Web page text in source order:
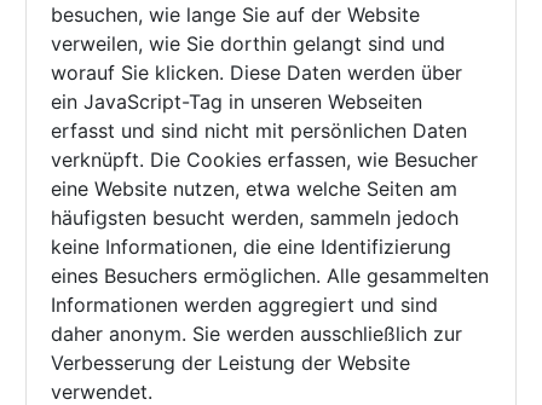
besuchen, wie lange Sie auf der Website
verweilen, wie Sie dorthin gelangt sind und
worauf Sie klicken. Diese Daten werden über
ein JavaScript-Tag in unseren Webseiten
erfasst und sind nicht mit persönlichen Daten
verknüpft. Die Cookies erfassen, wie Besucher
eine Website nutzen, etwa welche Seiten am
häufigsten besucht werden, sammeln jedoch
keine Informationen, die eine Identifizierung
eines Besuchers ermöglichen. Alle gesammelten
Informationen werden aggregiert und sind
daher anonym. Sie werden ausschließlich zur
Verbesserung der Leistung der Website
verwendet.